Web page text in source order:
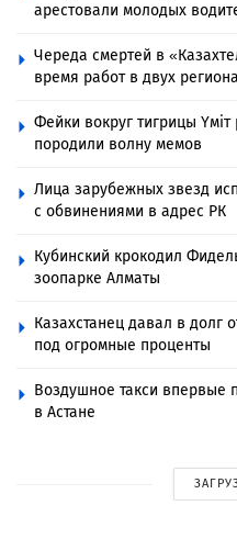
арестовали молодых
Череда смертей в
время работ в двух
Фейки вокруг тигрицы
породили волну мемов
Лица зарубежных звезд
с обвинениями в адрес РК
Кубинский крокодил
зоопарке Алматы
Казахстанец давал в долг
под огромные проценты
Воздушное такси впервые
в Астане